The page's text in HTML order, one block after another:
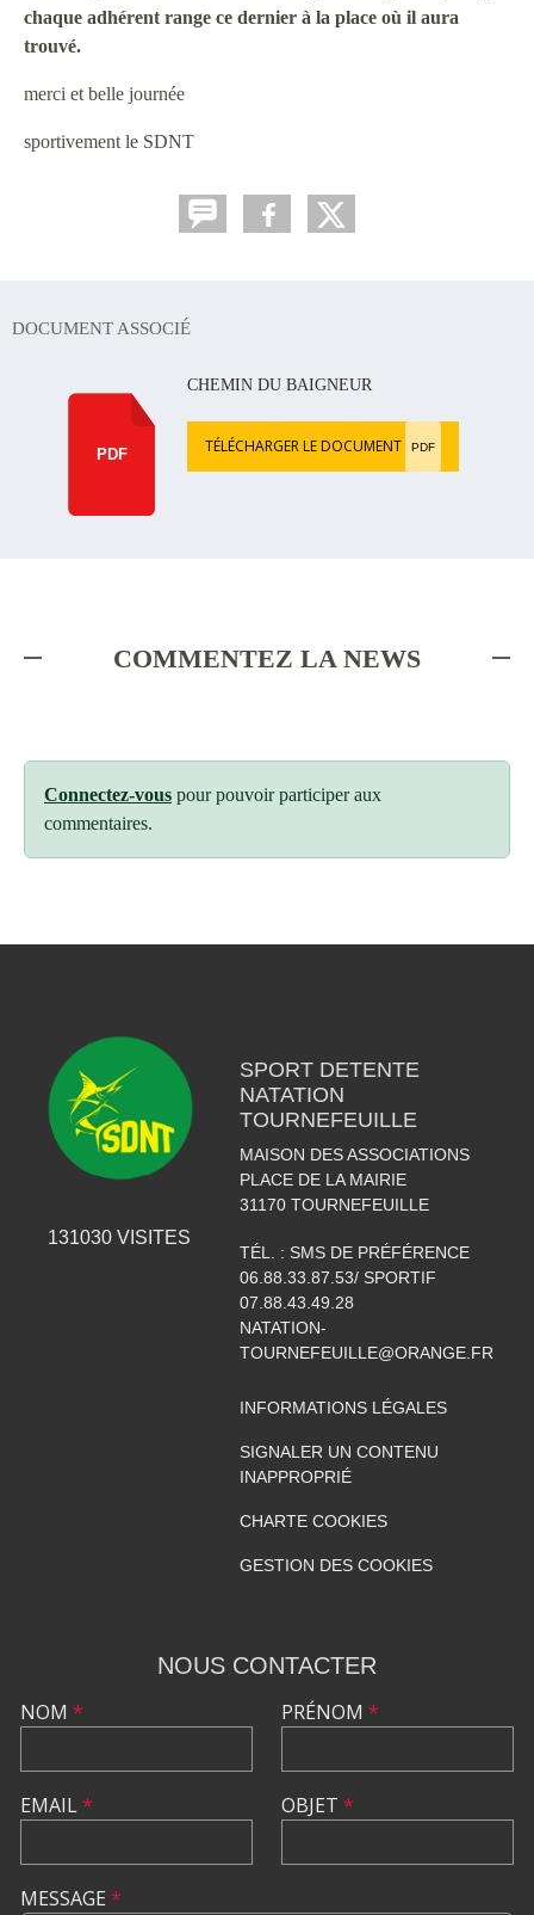
chaque adhérent range ce dernier à la place où il aura
trouvé.
merci et belle journée
sportivement le SDNT
DOCUMENT ASSOCIÉ
PDF
CHEMIN DU BAIGNEUR
TÉLÉCHARGER LE DOCUMENT PDF
COMMENTEZ LA NEWS
Connectez-vous pour pouvoir participer aux
commentaires.
131030 VISITES
SPORT DETENTE
NATATION
TOURNEFEUILLE
MAISON DES ASSOCIATIONS
PLACE DE LA MAIRIE
31170 TOURNEFEUILLE
TÉL. : SMS DE PRÉFÉRENCE
06.88.33.87.53/ SPORTIF
07.88.43.49.28
NATATION-
TOURNEFEUILLE@ORANGE.FR
INFORMATIONS LÉGALES
SIGNALER UN CONTENU
INAPPROPRIÉ
CHARTE COOKIES
GESTION DES COOKIES
NOUS CONTACTER
NOM *
EMAIL*
PRÉNOM *
OBJET *
MESSAGE *